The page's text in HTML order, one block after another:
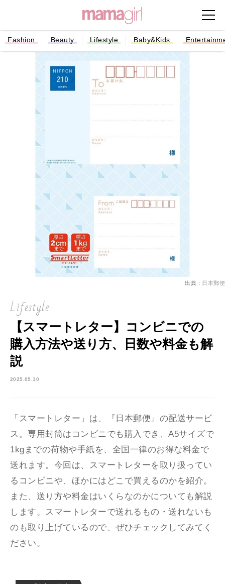
Fashion Beauty Lifestyle Baby&Kids
出典： 日本郵便
Lifestyle
【スマートレター】コンビニでの
購入方法や送り方、日数や料金も解
説
2025.05.10
「スマートレター」は、『日本郵便』の配送サービ
ス。専用封筒はコンビニでも購入でき、A5サイズで
1kgまでの荷物や手紙を、全国一律のお得な料金で
送れます。今回は、スマートレターを取り扱ってい
るコンビニや、ほかにはどこで買えるのかを紹介。
また、送り方や料金はいくらなのかについても解説
します。スマートレターで送れるもの・送れないも
のも取り上げているので、ぜひチェックしてみてく
ださい。